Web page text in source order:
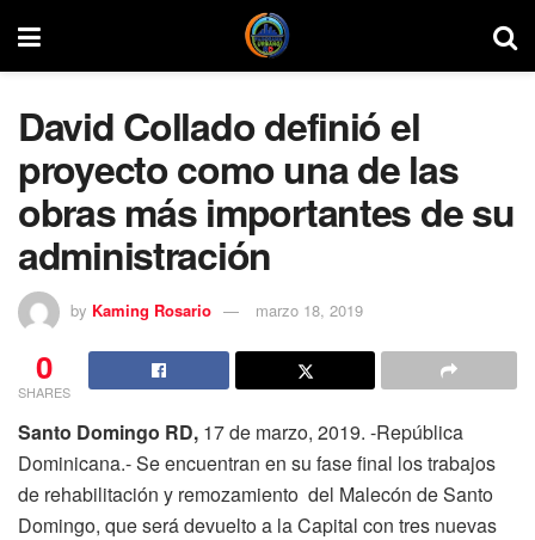
David Collado definió el
proyecto como una de las
obras más importantes de su
administración
by Kaming Rosario marzo 18, 2019
0
SHARES
Santo Domingo RD, 17 de marzo, 2019. -República
Dominicana.- Se encuentran en su fase final los trabajos
de rehabilitación y remozamiento del Malecón de Santo
Domingo, que será devuelto a la Capital con tres nuevas